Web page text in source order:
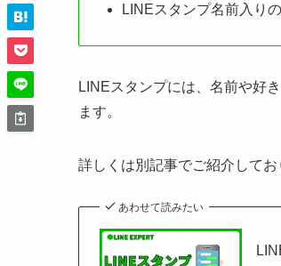
LINEスタンプ名前入り
LINEスタンプには、名前や好
ます。
詳しくは別記事でご紹介して
あわせて読みたい